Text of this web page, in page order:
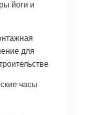
йоги и
для
часы